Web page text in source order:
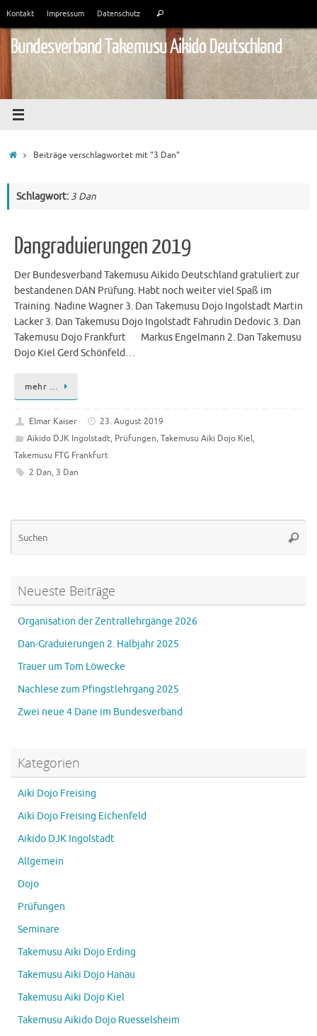
springen
Kontakt Impressum Datenschutz Suchen
Bundesverband Takemusu Aikido Deutschland
StartBeiträge verschlagwortet mit "3 Dan"
Schlagwort: 3 Dan
Dangraduierungen 2019
Der Bundesverband Takemusu Aikido Deutschland gratuliert zur
bestandenen DAN Prüfung. Habt noch weiter viel Spaß im
Training. Nadine Wagner 3. Dan Takemusu Dojo Ingolstadt Martin
Lacker 3. Dan Takemusu Dojo Ingolstadt Fahrudin Dedovic 3. Dan
Takemusu Dojo Frankfurt Markus Engelmann 2. Dan Takemusu
Dojo Kiel Gerd Schönfeld…
mehr …
Elmar Kaiser
23. August 2019
Aikido DJK Ingolstadt, Prüfungen, Takemusu Aiki Dojo Kiel,
Takemusu FTG Frankfurt
2 Dan, 3 Dan
Neueste Beiträge
Organisation der Zentrallehrgänge 2026
Dan-Graduierungen 2. Halbjahr 2025
Trauer um Tom Löwecke
Nachlese zum Pfingstlehrgang 2025
Zwei neue 4 Dane im Bundesverband
Kategorien
Aiki Dojo Freising
Aiki Dojo Freising Eichenfeld
Aikido DJK Ingolstadt
Allgemein
Dojo
Prüfungen
Seminare
Takemusu Aiki Dojo Erding
Takemusu Aiki Dojo Hanau
Takemusu Aiki Dojo Kiel
Takemusu Aikido Dojo Ruesselsheim